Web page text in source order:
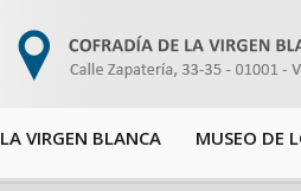
LA VIRGEN BLANCA MUSEO DE